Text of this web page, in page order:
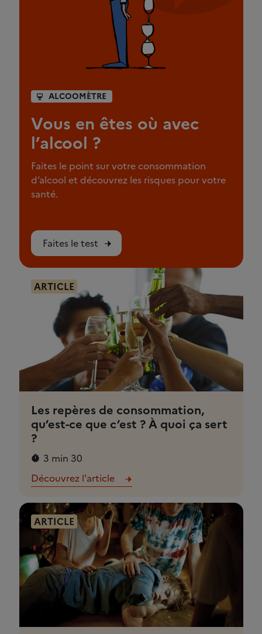
ALCOOMÈTRE
Vous en êtes où avec
l’alcool ?
Faites le point sur votre consommation
d’alcool et découvrez les risques pour votre
santé.
Faites le test
ARTICLE
Les repères de consommation,
qu’est-ce que c’est ? À quoi ça sert
?
3 min 30
Découvrez l'article
ARTICLE